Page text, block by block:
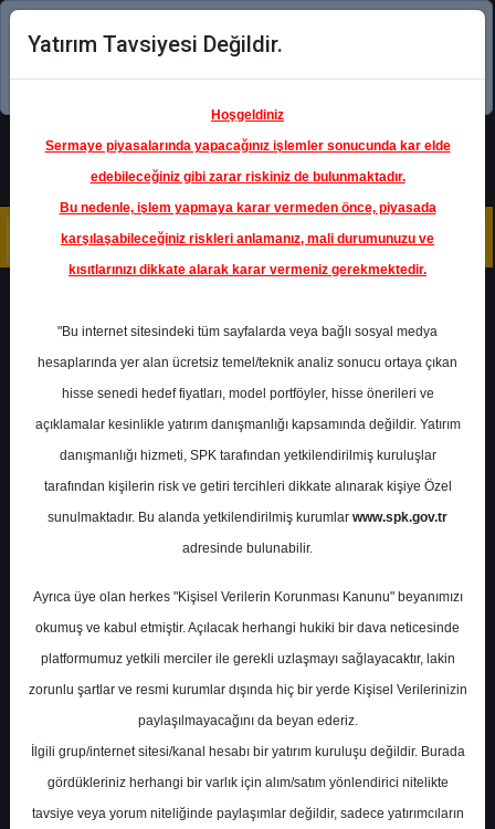
Şimdi uygulamayı indirin!
Ana Sayfa Raporlar
Ahlatcı Yatırım
Rapor Detay
Haftalık Model Portföy
Ahlatcı Yatırım 09 Şubat 2026
Haftalık Model Portföy
Yatırım Tavsiyesi Değildir.
Hoşgeldiniz
Sermaye piyasalarında yapacağınız işlemler sonucunda kar elde
edebileceğiniz gibi zarar riskiniz de bulunmaktadır.
Bu nedenle, işlem yapmaya karar vermeden önce, piyasada
karşılaşabileceğiniz riskleri anlamanız, mali durumunuzu ve
kısıtlarınızı dikkate alarak karar vermeniz gerekmektedir.
"Bu internet sitesindeki tüm sayfalarda veya bağlı sosyal medya
hesaplarında yer alan ücretsiz temel/teknik analiz sonucu ortaya çıkan
hisse senedi hedef fiyatları, model portföyler, hisse önerileri ve
açıklamalar kesinlikle yatırım danışmanlığı kapsamında değildir. Yatırım
danışmanlığı hizmeti, SPK tarafından yetkilendirilmiş kuruluşlar
tarafından kişilerin risk ve getiri tercihleri dikkate alınarak kişiye Özel
sunulmaktadır. Bu alanda yetkilendirilmiş kurumlar www.spk.gov.tr
adresinde bulunabilir.
Ayrıca üye olan herkes "Kişisel Verilerin Korunması Kanunu" beyanımızı
okumuş ve kabul etmiştir. Açılacak herhangi hukiki bir dava neticesinde
platformumuz yetkili merciler ile gerekli uzlaşmayı sağlayacaktır, lakin
zorunlu şartlar ve resmi kurumlar dışında hiç bir yerde Kişisel Verilerinizin
paylaşılmayacağını da beyan ederiz.
İlgili grup/internet sitesi/kanal hesabı bir yatırım kuruluşu değildir. Burada
gördükleriniz herhangi bir varlık için alım/satım yönlendirici nitelikte
tavsiye veya yorum niteliğinde paylaşımlar değildir, sadece yatırımcıların